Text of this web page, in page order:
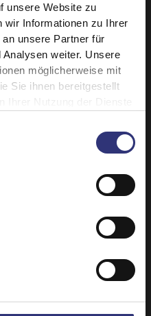
unsere Website zu
wir Informationen zu Ihrer
unsere Partner für
weiter. Unsere
möglicherweise mit
Sie ihnen bereitgestellt
entdecken